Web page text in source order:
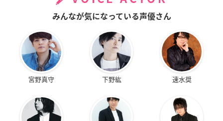
みんなが気になっている声優さん
宮野真守 下野紘 速水奨